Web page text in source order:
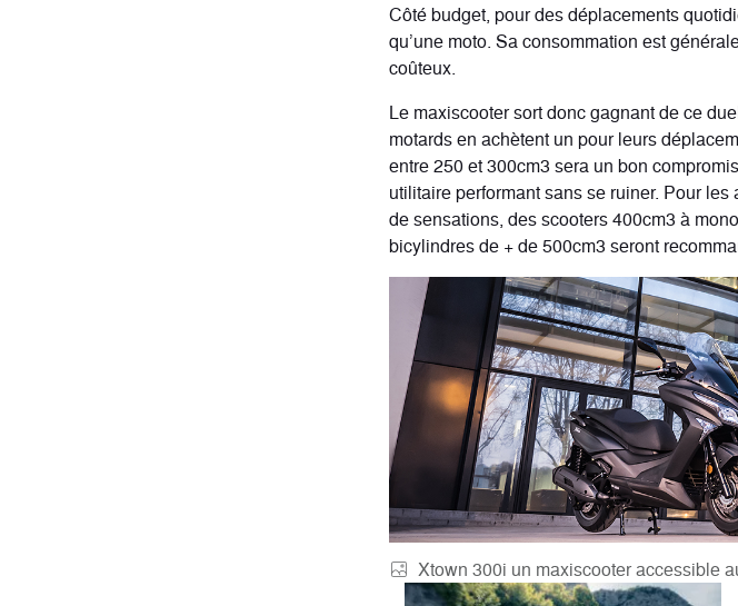
Côté budget, pour des déplacements
qu’une moto. Sa consommation est
coûteux.
Le maxiscooter sort donc gagnant de ce
motards en achètent un pour leurs
entre 250 et 300cm3 sera un bon
utilitaire performant sans se ruiner. Pour
de sensations, des scooters 400cm3 à
bicylindres de + de 500cm3 seront
Xtown 300i un maxiscooter accessible